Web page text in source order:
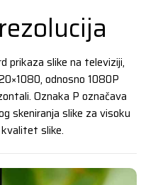
prikaza slike na televiziji,
odnosno 1080P
Oznaka P označava
skeniranja slike za visoku
slike.